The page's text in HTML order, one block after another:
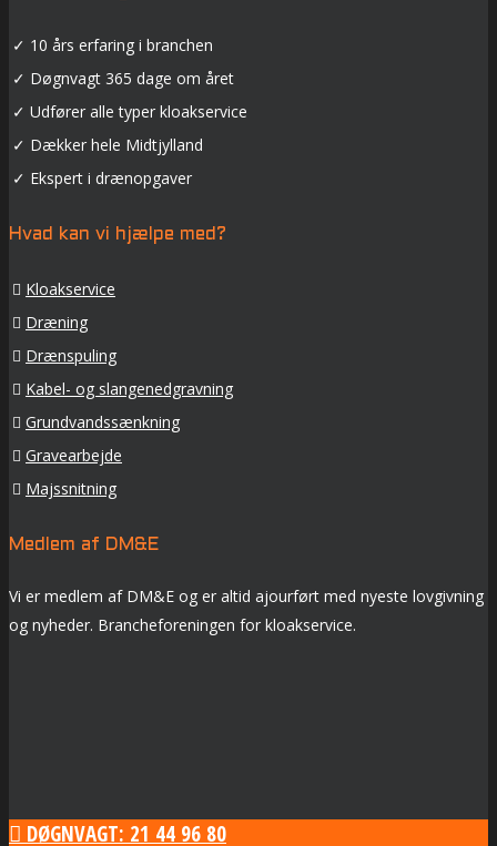
✓ 10 års erfaring i branchen
✓ Døgnvagt 365 dage om året
✓ Udfører alle typer kloakservice
✓ Dækker hele Midtjylland
✓ Ekspert i drænopgaver
Hvad kan vi hjælpe med?
Kloakservice
Dræning
Drænspuling
Kabel- og slangenedgravning
Grundvandssænkning
Gravearbejde
Majssnitning
Medlem af DM&E
Vi er medlem af DM&E og er altid ajourført med nyeste lovgivning
og nyheder. Brancheforeningen for kloakservice.
DØGNVAGT: 21 44 96 80